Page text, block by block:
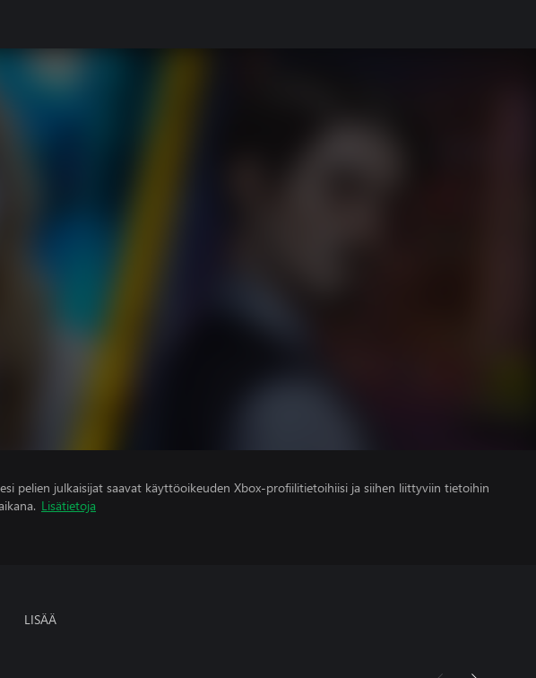
pelien julkaisijat saavat käyttöoikeuden Xbox-profiilitietoihiisi ja siihen liittyviin tietoihin
Lisätietoja
LISÄÄ